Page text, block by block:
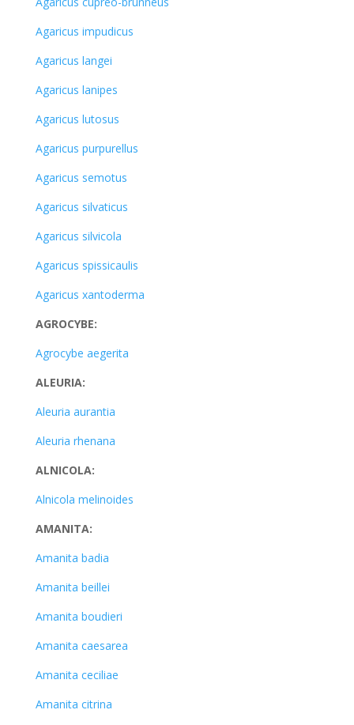
Agaricus impudicus
Agaricus langei
Agaricus lanipes
Agaricus lutosus
Agaricus purpurellus
Agaricus semotus
Agaricus silvaticus
Agaricus silvicola
Agaricus spissicaulis
Agaricus xantoderma
AGROCYBE:
Agrocybe aegerita
ALEURIA:
Aleuria aurantia
Aleuria rhenana
ALNICOLA:
Alnicola melinoides
AMANITA:
Amanita badia
Amanita beillei
Amanita boudieri
Amanita caesarea
Amanita ceciliae
Amanita citrina